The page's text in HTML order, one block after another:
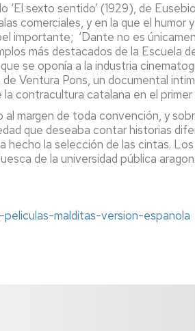
sexto sentido’ (1929), de
comerciales, y en la que el humor
importante; ‘Dante no es
más destacados de la Escuela
se oponía a la industria
Ventura Pons, un documental
contracultura catalana en el
margen de toda convención, y
que deseaba contar historias
hecho la selección de las cintas. Los
de la universidad pública
malditas-version-espanola